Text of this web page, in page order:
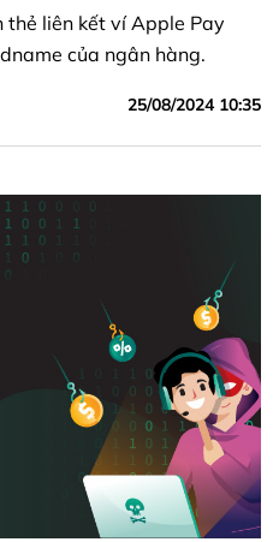
thẻ liên kết ví Apple Pay
của ngân hàng.
25/08/2024 10:35